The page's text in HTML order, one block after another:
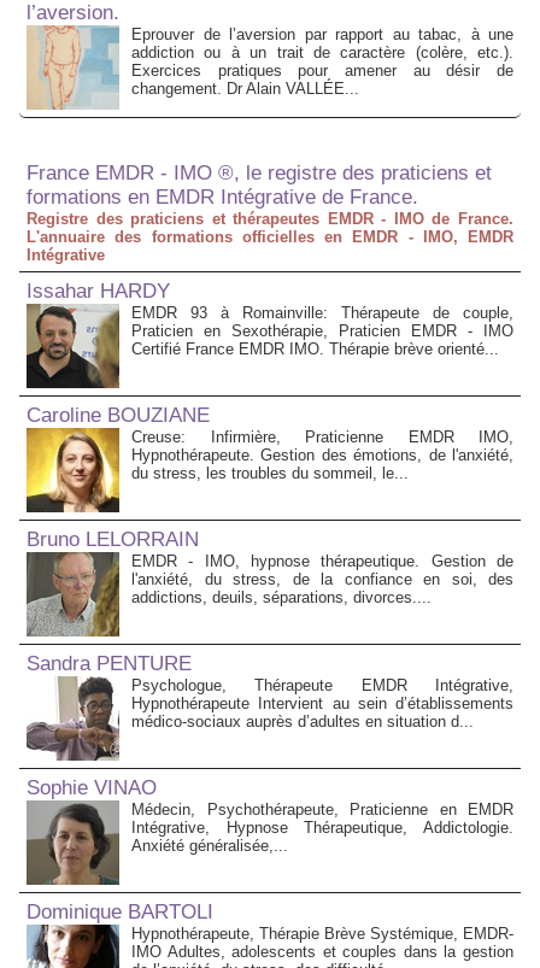
l’aversion.
Eprouver de l’aversion par rapport au tabac, à une
addiction ou à un trait de caractère (colère, etc.).
Exercices pratiques pour amener au désir de
changement. Dr Alain VALLÉE...
France EMDR - IMO ®, le registre des praticiens et
formations en EMDR Intégrative de France.
Registre des praticiens et thérapeutes EMDR - IMO de France.
L'annuaire des formations officielles en EMDR - IMO, EMDR
Intégrative
Issahar HARDY
EMDR 93 à Romainville: Thérapeute de couple,
Praticien en Sexothérapie, Praticien EMDR - IMO
Certifié France EMDR IMO. Thérapie brève orienté...
Caroline BOUZIANE
Creuse: Infirmière, Praticienne EMDR IMO,
Hypnothérapeute. Gestion des émotions, de l'anxiété,
du stress, les troubles du sommeil, le...
Bruno LELORRAIN
EMDR - IMO, hypnose thérapeutique. Gestion de
l'anxiété, du stress, de la confiance en soi, des
addictions, deuils, séparations, divorces....
Sandra PENTURE
Psychologue, Thérapeute EMDR Intégrative,
Hypnothérapeute Intervient au sein d’établissements
médico‑sociaux auprès d’adultes en situation d...
Sophie VINAO
Médecin, Psychothérapeute, Praticienne en EMDR
Intégrative, Hypnose Thérapeutique, Addictologie.
Anxiété généralisée,...
Dominique BARTOLI
Hypnothérapeute, Thérapie Brève Systémique, EMDR-
IMO Adultes, adolescents et couples dans la gestion